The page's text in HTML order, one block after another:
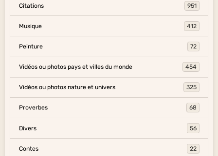
Citations 951
Musique 412
Peinture 72
Vidéos ou photos pays et villes du monde 454
Vidéos ou photos nature et univers 325
Proverbes 68
Divers 56
Contes 22